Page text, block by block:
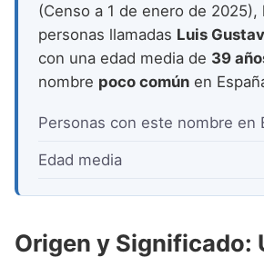
Nombres de niño que
(Censo a 1 de enero de 2025),
personas llamadas Luis
con una edad media de 39
nombre poco común en
Personas con este nombre en
Edad media
Origen y Significado: